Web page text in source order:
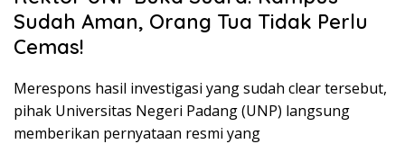
Sudah Aman, Orang Tua Tidak Perlu
Cemas!
Merespons hasil investigasi yang sudah clear tersebut,
pihak Universitas Negeri Padang (UNP) langsung
memberikan pernyataan resmi yang